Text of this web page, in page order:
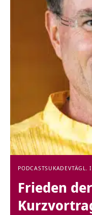
PODCASTSUKADEVTÄGL.
Frieden